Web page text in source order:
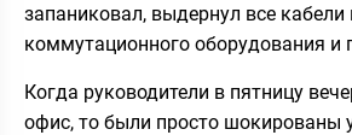
запаниковал, выдернул все кабели
коммутационного оборудования и
Когда руководители в пятницу
офис, то были просто шокированы